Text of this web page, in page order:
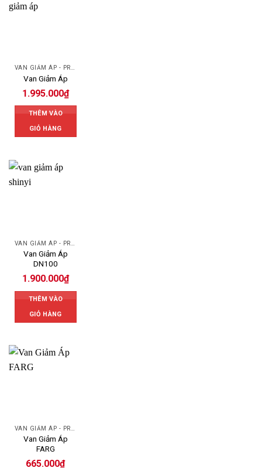
VAN GIẢM ÁP - PRESSURE REDUCING VALVE
Van Giảm Áp
1.995.000₫
THÊM VÀO
GIỎ HÀNG
Van Giảm Áp
DN100
1.900.000₫
THÊM VÀO
GIỎ HÀNG
Van Giảm Áp
FARG
665.000₫